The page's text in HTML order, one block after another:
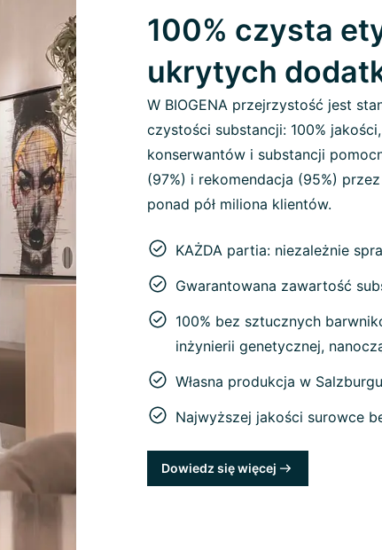
100% czysta
ukrytych
W BIOGENA przejrzystość jest
czystości substancji: 100%
konserwantów i substancji
(97%) i rekomendacja (95%)
ponad pół miliona klientów.
KAŻDA partia: niezależnie
Gwarantowana zawartość
100% bez sztucznych
inżynierii genetycznej,
Własna produkcja w
Najwyższej jakości surowce
Dowiedz się więcej